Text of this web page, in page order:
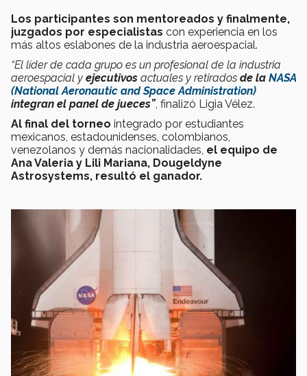
Los participantes son mentoreados y finalmente,
juzgados por especialistas con experiencia en los
más altos eslabones de la industria aeroespacial.
“El líder de cada grupo es un profesional de la industria
aeroespacial y ejecutivos actuales y retirados de la NASA
(National Aeronautic and Space Administration)
integran el panel de jueces”, finalizó Ligia Vélez.
Al final del torneo integrado por estudiantes
mexicanos, estadounidenses, colombianos,
venezolanos y demás nacionalidades, el equipo de
Ana Valeria y Lili Mariana, Dougeldyne
Astrosystems, resultó el ganador.